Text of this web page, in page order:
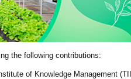
the following contributions:
of Knowledge Management